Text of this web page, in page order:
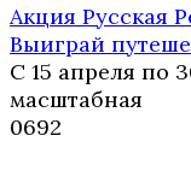
Акция Русская
Выиграй
С 15 апреля по
масштабная
0692